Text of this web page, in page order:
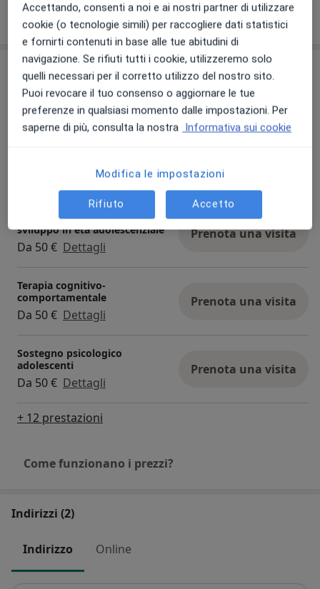
Mostra dettagli
sull'esperienza
Prestazioni e prezzi
Consulenza online
50 € Dettagli Prenota una visita
Prenota una visita
Valutazione funzionale dello
sviluppo in età adolescenziale
Da 50 € Dettagli
Prenota una visita
Terapia cognitivo-
comportamentale
Da 50 € Dettagli
Prenota una visita
Sostegno psicologico
adolescenti
Da 50 € Dettagli
Prenota una visita
+ 12 prestazioni
Come funzionano i prezzi?
Indirizzi (2)
Indirizzo Online
Accettando, consenti a noi e ai nostri partner di utilizzare
cookie (o tecnologie simili) per raccogliere dati statistici
e fornirti contenuti in base alle tue abitudini di
navigazione. Se rifiuti tutti i cookie, utilizzeremo solo
quelli necessari per il corretto utilizzo del nostro sito.
Puoi revocare il tuo consenso o aggiornare le tue
preferenze in qualsiasi momento dalle impostazioni. Per
saperne di più, consulta la nostra Informativa sui cookie
Modifica le impostazioni
Rifiuto Accetto